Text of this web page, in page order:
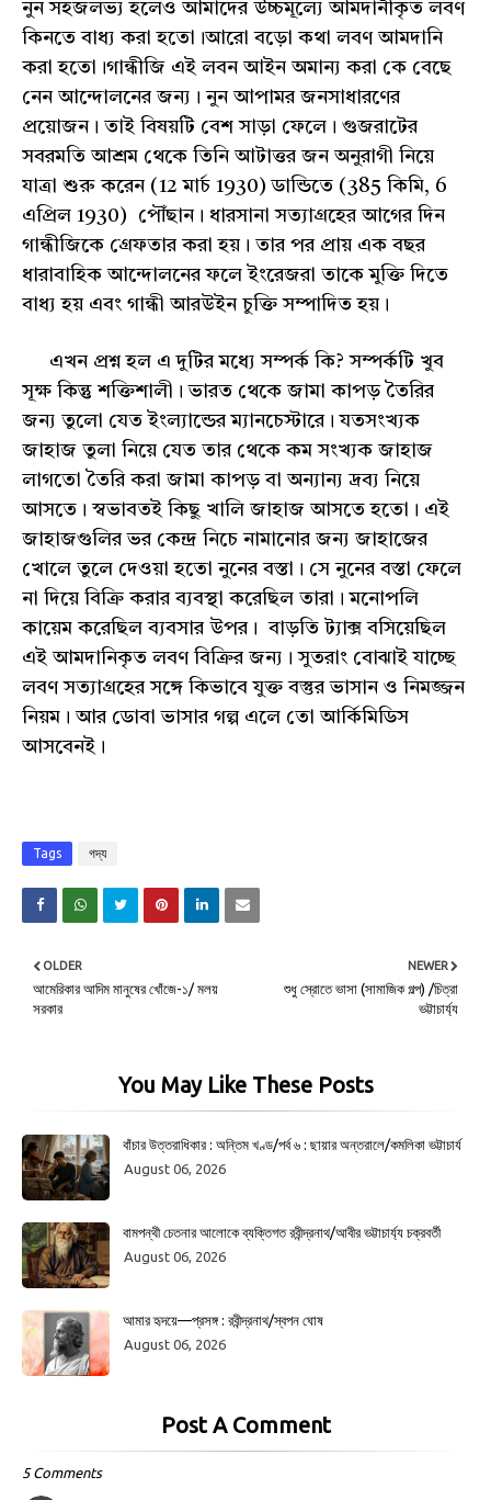
নুন সহজলভ্য হলেও আমাদের উচ্চমূল্যে আমদানীকৃত লবণ
কিনতে বাধ্য করা হতো।আরো বড়ো কথা লবণ আমদানি
করা হতো।গান্ধীজি এই লবন আইন অমান্য করা কে বেছে
নেন আন্দোলনের জন্য। নুন আপামর জনসাধারণের
প্রয়োজন। তাই বিষয়টি বেশ সাড়া ফেলে। গুজরাটের
সবরমতি আশ্রম থেকে তিনি আটাত্তর জন অনুরাগী নিয়ে
যাত্রা শুরু করেন (12 মার্চ 1930) ডান্ডিতে (385 কিমি, 6
এপ্রিল 1930) পৌঁছান। ধারসানা সত্যাগ্রহের আগের দিন
গান্ধীজিকে গ্রেফতার করা হয়। তার পর প্রায় এক বছর
ধারাবাহিক আন্দোলনের ফলে ইংরেজরা তাকে মুক্তি দিতে
বাধ্য হয় এবং গান্ধী আরউইন চুক্তি সম্পাদিত হয়।
এখন প্রশ্ন হল এ দুটির মধ্যে সম্পর্ক কি? সম্পর্কটি খুব
সূক্ষ কিন্তু শক্তিশালী। ভারত থেকে জামা কাপড় তৈরির
জন্য তুলো যেত ইংল্যান্ডের ম্যানচেস্টারে। যতসংখ্যক
জাহাজ তুলা নিয়ে যেত তার থেকে কম সংখ্যক জাহাজ
লাগতো তৈরি করা জামা কাপড় বা অন্যান্য দ্রব্য নিয়ে
আসতে। স্বভাবতই কিছু খালি জাহাজ আসতে হতো। এই
জাহাজগুলির ভর কেন্দ্র নিচে নামানোর জন্য জাহাজের
খোলে তুলে দেওয়া হতো নুনের বস্তা। সে নুনের বস্তা ফেলে
না দিয়ে বিক্রি করার ব্যবস্থা করেছিল তারা। মনোপলি
কায়েম করেছিল ব্যবসার উপর। বাড়তি ট্যাক্স বসিয়েছিল
এই আমদানিকৃত লবণ বিক্রির জন্য। সুতরাং বোঝাই যাচ্ছে
লবণ সত্যাগ্রহের সঙ্গে কিভাবে যুক্ত বস্তুর ভাসান ও নিমজ্জন
নিয়ম। আর ডোবা ভাসার গল্প এলে তো আর্কিমিডিস
আসবেনই।
Tags গদ্য
NEWER
শুধু স্রোতে ভাসা (সামাজিক গল্প) /চিত্রা
ভট্টাচার্য্য
OLDER
আমেরিকার আদিম মানুষের খোঁজে-১/ মলয়
সরকার
You May Like These Posts
বাঁচার উত্তরাধিকার : অন্তিম খণ্ড/পর্ব ৬ : ছায়ার অন্তরালে/কমলিকা ভট্টাচার্য
August 06, 2026
বামপন্থী চেতনার আলোকে ব্যক্তিগত রবীন্দ্রনাথ/আবীর ভট্টাচার্য্য চক্রবর্তী
August 06, 2026
আমার হৃদয়ে—প্রসঙ্গ : রবীন্দ্রনাথ/স্বপন ঘোষ
August 06, 2026
Post A Comment
5 Comments